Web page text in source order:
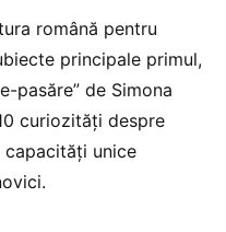
română pentru
principale primul,
pasăre” de Simona
curiozități despre
capacități unice